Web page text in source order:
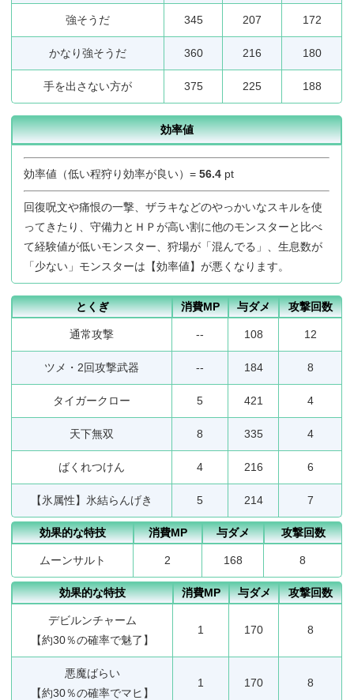
強そうだ 345 207 172
かなり強そうだ 360 216 180
手を出さない方が 375 225 188
効率値
効率値（低い程狩り効率が良い）=56.4 pt
回復呪文や痛恨の一撃、ザラキなどのやっかいなスキルを使
ってきたり、守備力とＨＰが高い割に他のモンスターと比べ
て経験値が低いモンスター、狩場が「混んでる」、生息数が
「少ない」モンスターは【効率値】が悪くなります。
とくぎ 消費MP 与ダメ 攻撃回数
通常攻撃 -- 108 12
ツメ・2回攻撃武器 -- 184 8
タイガークロー 5 421 4
天下無双 8 335 4
ばくれつけん 4 216 6
【氷属性】氷結らんげき 5 214 7
効果的な特技 消費MP 与ダメ 攻撃回数
ムーンサルト 2 168 8
効果的な特技 消費MP 与ダメ 攻撃回数
デビルンチャーム
【約30％の確率で魅了】
1 170 8
悪魔ばらい
【約30％の確率でマヒ】
1 170 8